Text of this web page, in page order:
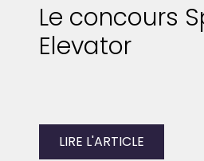
Le concours
Elevator
LIRE L'ARTICLE